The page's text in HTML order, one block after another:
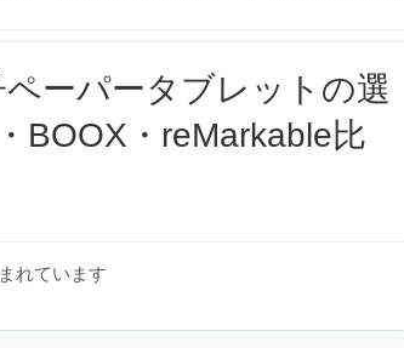
ペーパータブレットの選
BOOX・reMarkable比
れています